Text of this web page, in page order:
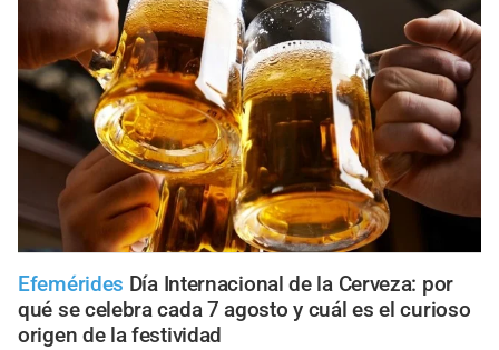
Efemérides Día Internacional de la Cerveza: por
qué se celebra cada 7 agosto y cuál es el curioso
origen de la festividad